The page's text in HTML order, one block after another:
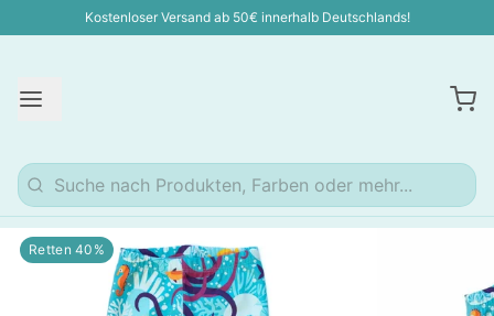
Kostenloser Versand ab 50€ innerhalb Deutschlands!
Retten 40%